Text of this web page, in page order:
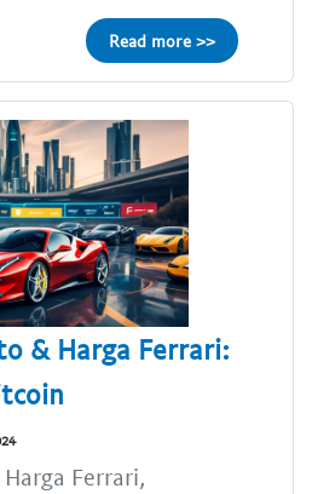
Read more >>
& Harga Ferrari:
Ferrari,